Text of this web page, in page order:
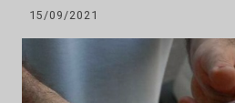
15/09/2021